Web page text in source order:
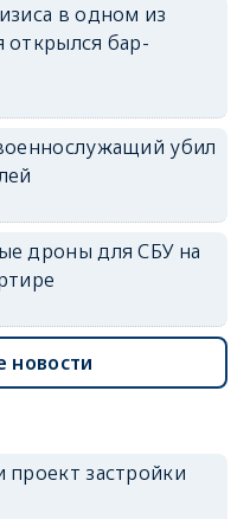
в одном из
открылся бар-
убил
дроны для СБУ на
новости
застройки